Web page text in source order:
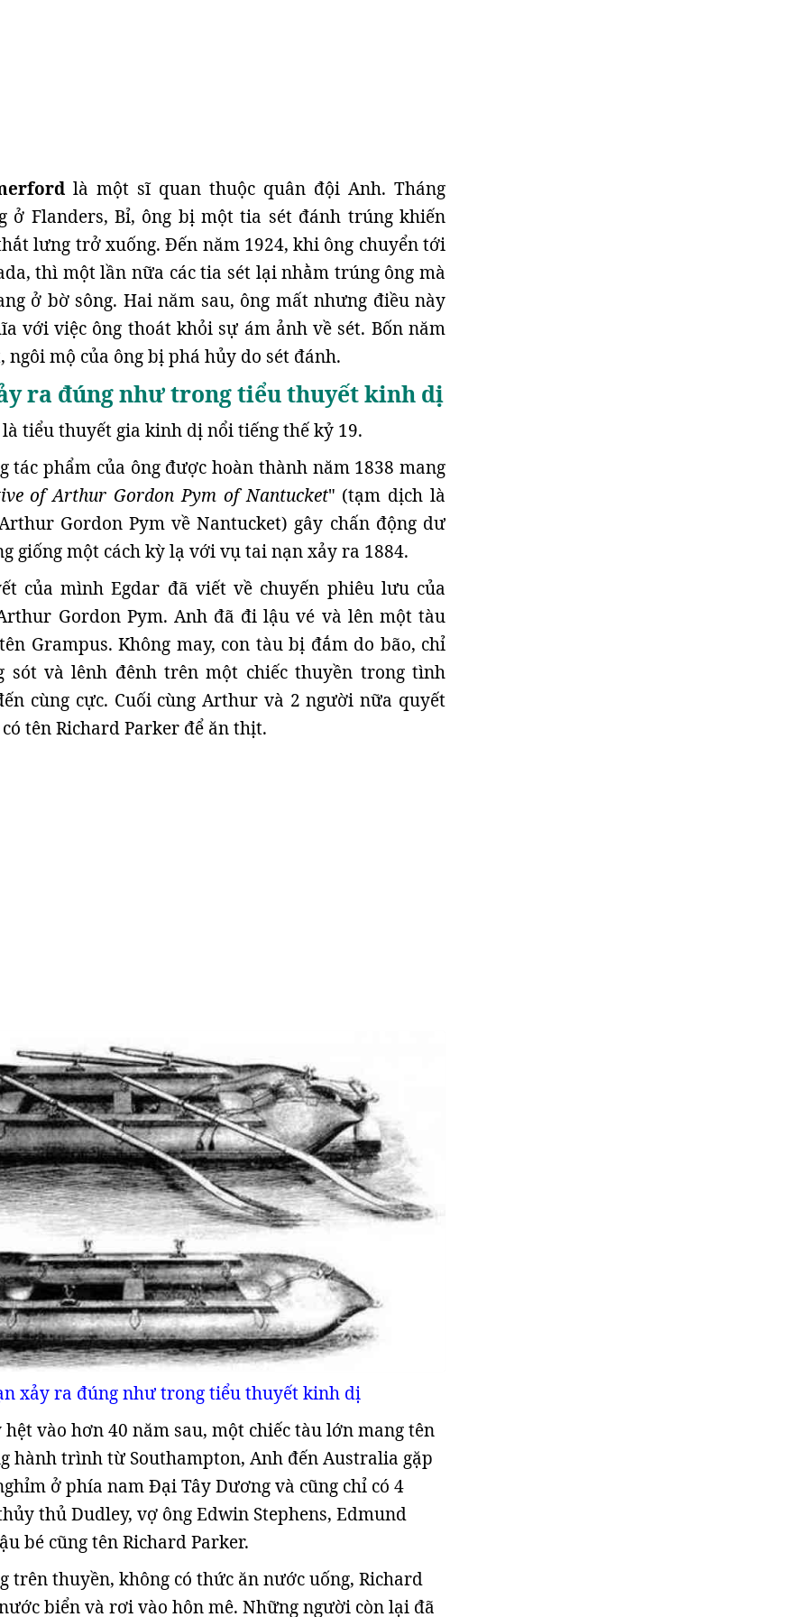
là một sĩ quan thuộc quân đội Anh. Tháng
ở Flanders, Bỉ, ông bị một tia sét đánh trúng khiến
lưng trở xuống. Đến năm 1924, khi ông chuyển tới
thì một lần nữa các tia sét lại nhằm trúng ông mà
ở bờ sông. Hai năm sau, ông mất nhưng điều này
với việc ông thoát khỏi sự ám ảnh về sét. Bốn năm
ngôi mộ của ông bị phá hủy do sét đánh.
ra đúng như trong tiểu thuyết kinh dị
là tiểu thuyết gia kinh dị nổi tiếng thế kỷ 19.
tác phẩm của ông được hoàn thành năm 1838 mang
of Arthur Gordon Pym of Nantucket" (tạm dịch là
Gordon Pym về Nantucket) gây chấn động dư
giống một cách kỳ lạ với vụ tai nạn xảy ra 1884.
của mình Egdar đã viết về chuyến phiêu lưu của
Gordon Pym. Anh đã đi lậu vé và lên một tàu
Grampus. Không may, con tàu bị đắm do bão, chỉ
sót và lênh đênh trên một chiếc thuyền trong tình
cùng cực. Cuối cùng Arthur và 2 người nữa quyết
tên Richard Parker để ăn thịt.
xảy ra đúng như trong tiểu thuyết kinh dị
vào hơn 40 năm sau, một chiếc tàu lớn mang tên
hành trình từ Southampton, Anh đến Australia gặp
ở phía nam Đại Tây Dương và cũng chỉ có 4
thủ Dudley, vợ ông Edwin Stephens, Edmund
bé cũng tên Richard Parker.
trên thuyền, không có thức ăn nước uống, Richard
biển và rơi vào hôn mê. Những người còn lại đã